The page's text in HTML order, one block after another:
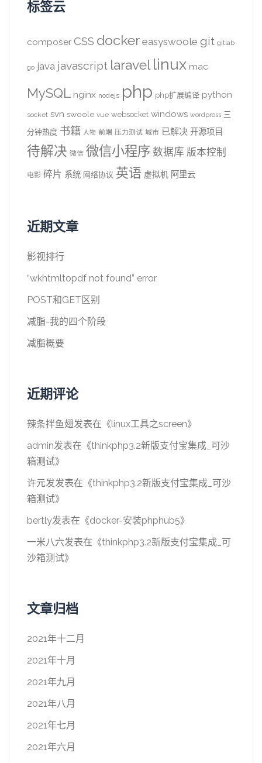
标签云
composer CSS docker easyswoole git gitlab
go java javascript laravel linux mac
MySQL nginx nodejs php php扩展编译 python
socket svn swoole vue websocket windows wordpress 三
分钟热度 书籍 人物 前端 压力测试 城市 已解决 开源项目
待解决 微信 微信小程序 数据库 版本控制
电影 碎片 系统 网络协议 英语 虚拟机 阿里云
近期文章
影视排行
“wkhtmltopdf not found” error
POST和GET区别
减脂-我的四个阶段
减脂概要
近期评论
辣条拌鱼翅发表在《linux工具之screen》
admin发表在《thinkphp3.2新版支付宝集成_可沙
箱测试》
许元发发表在《thinkphp3.2新版支付宝集成_可沙
箱测试》
bertly发表在《docker-安装phphub5》
一米八六发表在《thinkphp3.2新版支付宝集成_可
沙箱测试》
文章归档
2021年十二月
2021年十月
2021年九月
2021年八月
2021年七月
2021年六月